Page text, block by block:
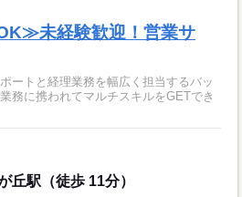
未経験歓迎！営業サ
ートと経理業務を幅広く担当するバッ
務に携われてマルチスキルをGETでき
丘駅（徒歩 11分）